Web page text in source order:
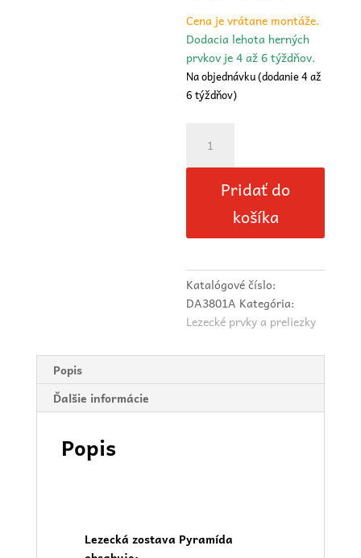
Cena je vrátane montáže.
Dodacia lehota herných
prvkov je 4 až 6 týždňov.
Na objednávku (dodanie 4 až
6 týždňov)
Lezecká
zostava
PyramídaPridať do
košíka
Katalógové číslo:
DA3801A Kategória:
Lezecké prvky a preliezky
Popis
Ďalšie informácie
Popis
Lezecká zostava Pyramída